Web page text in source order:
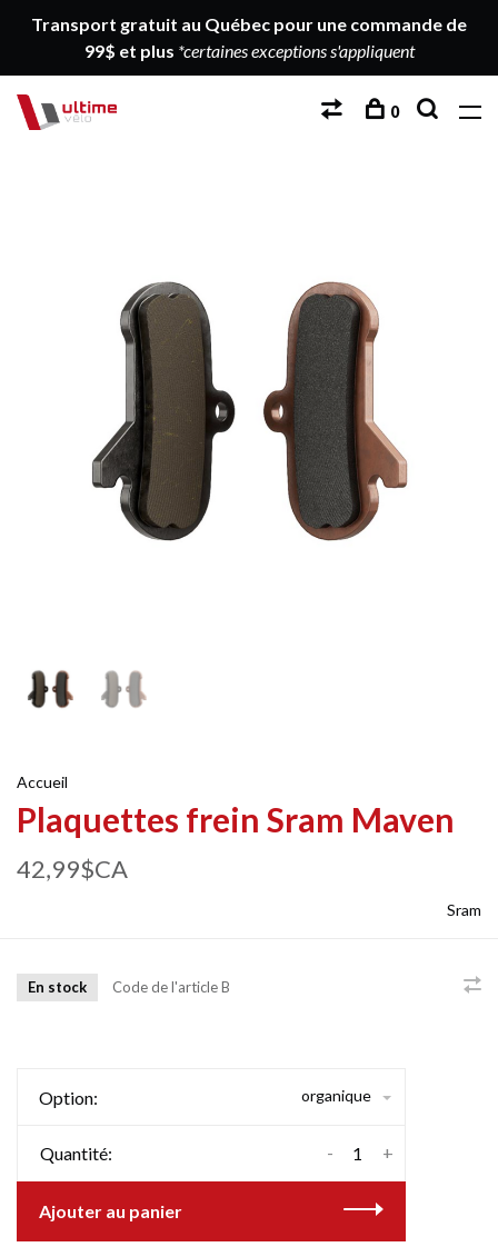
Transport gratuit au Québec pour une commande de
99$ et plus *certaines exceptions s'appliquent
0
Accueil
Plaquettes frein Sram Maven
42,99$CA
Sram
En stock Code de l'articleB
Option: organique
Quantité: +
-
Ajouter au panier